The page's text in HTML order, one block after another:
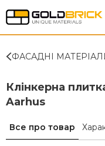
ФАСАДНІ
Клінкерна
Aarhus
Все про товар